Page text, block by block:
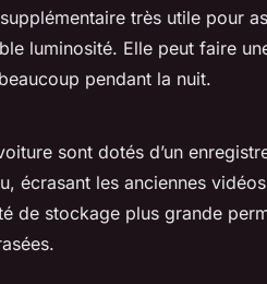
très utile pour
luminosité. Elle peut faire
pendant la nuit.
sont dotés d’un
écrasant les anciennes
de stockage plus grande